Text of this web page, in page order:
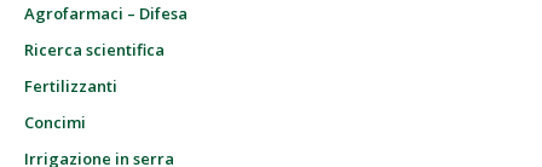
Agrofarmaci – Difesa
Ricerca scientifica
Fertilizzanti
Concimi
Irrigazione in serra